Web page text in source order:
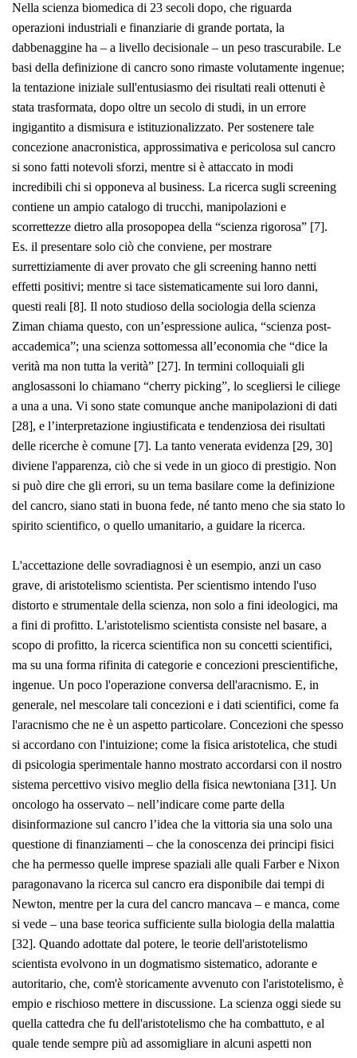
Nella scienza biomedica di 23 secoli dopo, che riguarda
operazioni industriali e finanziarie di grande portata, la
dabbenaggine ha – a livello decisionale – un peso trascurabile. Le
basi della definizione di cancro sono rimaste volutamente ingenue;
la tentazione iniziale sull'entusiasmo dei risultati reali ottenuti è
stata trasformata, dopo oltre un secolo di studi, in un errore
ingigantito a dismisura e istituzionalizzato. Per sostenere tale
concezione anacronistica, approssimativa e pericolosa sul cancro
si sono fatti notevoli sforzi, mentre si è attaccato in modi
incredibili chi si opponeva al business. La ricerca sugli screening
contiene un ampio catalogo di trucchi, manipolazioni e
scorrettezze dietro alla prosopopea della “scienza rigorosa” [7].
Es. il presentare solo ciò che conviene, per mostrare
surrettiziamente di aver provato che gli screening hanno netti
effetti positivi; mentre si tace sistematicamente sui loro danni,
questi reali [8]. Il noto studioso della sociologia della scienza
Ziman chiama questo, con un’espressione aulica, “scienza post-
accademica”; una scienza sottomessa all’economia che “dice la
verità ma non tutta la verità” [27]. In termini colloquiali gli
anglosassoni lo chiamano “cherry picking”, lo scegliersi le ciliege
a una a una. Vi sono state comunque anche manipolazioni di dati
[28], e l’interpretazione ingiustificata e tendenziosa dei risultati
delle ricerche è comune [7]. La tanto venerata evidenza [29, 30]
diviene l'apparenza, ciò che si vede in un gioco di prestigio. Non
si può dire che gli errori, su un tema basilare come la definizione
del cancro, siano stati in buona fede, né tanto meno che sia stato lo
spirito scientifico, o quello umanitario, a guidare la ricerca.
L'accettazione delle sovradiagnosi è un esempio, anzi un caso
grave, di aristotelismo scientista. Per scientismo intendo l'uso
distorto e strumentale della scienza, non solo a fini ideologici, ma
a fini di profitto. L'aristotelismo scientista consiste nel basare, a
scopo di profitto, la ricerca scientifica non su concetti scientifici,
ma su una forma rifinita di categorie e concezioni prescientifiche,
ingenue. Un poco l'operazione conversa dell'aracnismo. E, in
generale, nel mescolare tali concezioni e i dati scientifici, come fa
l'aracnismo che ne è un aspetto particolare. Concezioni che spesso
si accordano con l'intuizione; come la fisica aristotelica, che studi
di psicologia sperimentale hanno mostrato accordarsi con il nostro
sistema percettivo visivo meglio della fisica newtoniana [31]. Un
oncologo ha osservato – nell’indicare come parte della
disinformazione sul cancro l’idea che la vittoria sia una solo una
questione di finanziamenti – che la conoscenza dei principi fisici
che ha permesso quelle imprese spaziali alle quali Farber e Nixon
paragonavano la ricerca sul cancro era disponibile dai tempi di
Newton, mentre per la cura del cancro mancava – e manca, come
si vede – una base teorica sufficiente sulla biologia della malattia
[32]. Quando adottate dal potere, le teorie dell'aristotelismo
scientista evolvono in un dogmatismo sistematico, adorante e
autoritario, che, com'è storicamente avvenuto con l'aristotelismo, è
empio e rischioso mettere in discussione. La scienza oggi siede su
quella cattedra che fu dell'aristotelismo che ha combattuto, e al
quale tende sempre più ad assomigliare in alcuni aspetti non